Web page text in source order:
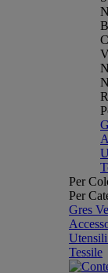
Per
Per
Gres
Tessile